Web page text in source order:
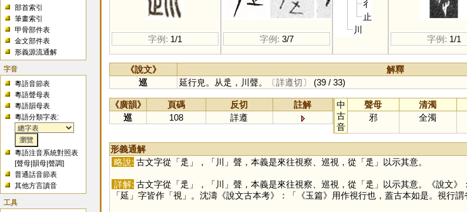
部首索引
筆畫索引
甲骨部件表
金文部件表
形義源流通解
字音
粵語音節表
粵語聲母表
粵語韻母表
粵語分類字表:
粵語注音系統對照表
[聲母 |韻母 |聲調]
普通話音節表
其他方言讀音
工具
字例: 1/1 字例: 3/7
彳
止
川
字例: 1/1
《說文》 解釋
巡
延行皃。从辵，川聲。 〔詳遵切〕 (39 / 33)
《廣韻》 頁碼 反切
註解
巡
108 詳遵
中
古
音
聲母 清濁
邪
全濁
形義通解
略說: 古文字從「辵 」，「川 」聲，本義是來往視察、巡視，從「辵 」以示其意。
詳解: 古文字從「辵 」，「川 」聲，本義是來往視察、巡視，從「辵 」以示其意。《說文
「延 」字皆作「視」。沈濤《說文古本考》：「《玉篇》用作視行也，蓋古本如是。視行